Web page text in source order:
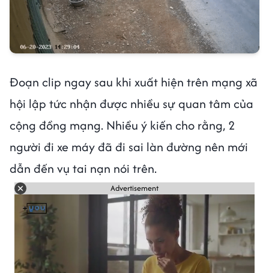
Đoạn clip ngay sau khi xuất hiện trên mạng xã
hội lập tức nhận được nhiều sự quan tâm của
cộng đồng mạng. Nhiều ý kiến cho rằng, 2
người đi xe máy đã đi sai làn đường nên mới
dẫn đến vụ tai nạn nói trên.
Advertisement